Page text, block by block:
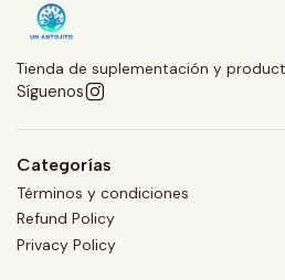
Tienda de suplementación y
Síguenos
Categorías
Términos y condiciones
Refund Policy
Privacy Policy